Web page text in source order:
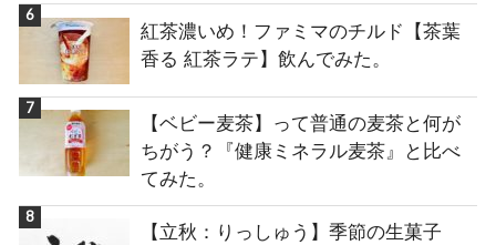
紅茶濃いめ！ファミマのチルド【茶葉
香る 紅茶ラテ】飲んでみた。
【ベビー麦茶】って普通の麦茶と何が
ちがう？『健康ミネラル麦茶』と比べ
てみた。
【立秋：りっしゅう】季節の生菓子